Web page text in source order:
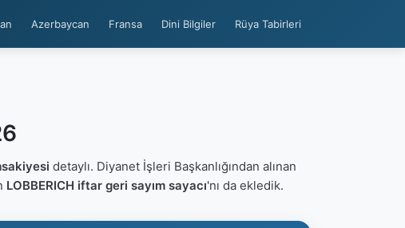
Azerbaycan Fransa Dini Bilgiler Rüya Tabirleri
detaylı. Diyanet İşleri Başkanlığından alınan
LOBBERICH iftar geri sayım sayacı'nı da ekledik.